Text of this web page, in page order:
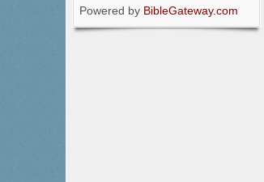
Powered by BibleGateway.com